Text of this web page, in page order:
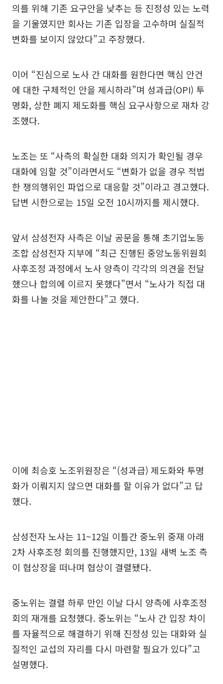
의를 위해 기존 요구안을 낮추는 등 진정성 있는 노력
을 기울였지만 회사는 기존 입장을 고수하며 실질적
변화를 보이지 않았다”고 주장했다.
이어 “진심으로 노사 간 대화를 원한다면 핵심 안건
에 대한 구체적인 안을 제시하라”며 성과급(OPI) 투
명화, 상한 폐지 제도화를 핵심 요구사항으로 재차 강
조했다.
노조는 또 “사측의 확실한 대화 의지가 확인될 경우
대화에 임할 것”이라면서도 “변화가 없을 경우 적법
한 쟁의행위인 파업으로 대응할 것”이라고 경고했다.
답변 시한으로는 15일 오전 10시까지를 제시했다.
앞서 삼성전자 사측은 이날 공문을 통해 초기업노동
조합 삼성전자 지부에 “최근 진행된 중앙노동위원회
사후조정 과정에서 노사 양측이 각각의 의견을 전달
했으나 합의에 이르지 못했다”면서 “노사가 직접 대
화를 나눌 것을 제안한다”고 했다.
이에 최승호 노조위원장은 “(성과급) 제도화와 투명
화가 이뤄지지 않으면 대화를 할 이유가 없다”고 답
했다.
삼성전자 노사는 11~12일 이틀간 중노위 중재 아래
2차 사후조정 회의를 진행했지만, 13일 새벽 노조 측
이 협상장을 떠나며 협상이 결렬됐다.
중노위는 결렬 하루 만인 이날 다시 양측에 사후조정
회의 재개를 요청했다. 중노위는 “노사 간 입장 차이
를 자율적으로 해결하기 위해 진정성 있는 대화와 실
질적인 교섭의 자리를 다시 마련할 필요가 있다”고
설명했다.